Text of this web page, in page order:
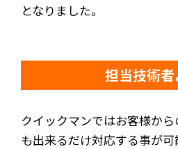
となりました。
担当技術
クイックマンではお客様か
も出来るだけ対応する事が